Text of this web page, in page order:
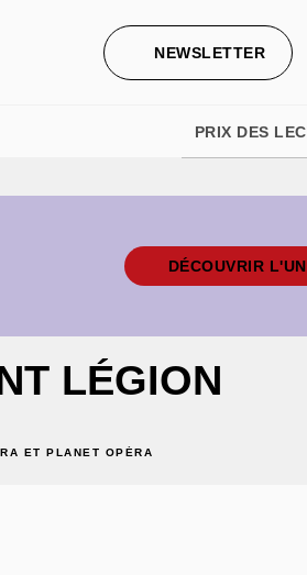
NEWSLETTER
PRIX DES
DÉCOUVRIR
LÉGION
ET PLANET OPÉRA